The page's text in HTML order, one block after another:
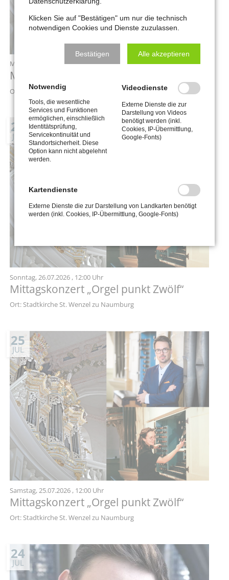
Mittwoch, 29.07.2026, 12:00 Uhr
Mittagskonzert „Orgel punkt Zwölf“
Ort: Stadtkirche St. Wenzel zu Naumburg
26
JUL
Sonntag,26.07.2026 , 12:00 Uhr
Mittagskonzert „Orgel punkt Zwölf“
Ort: Stadtkirche St. Wenzel zu Naumburg
25
JUL
Samstag,25.07.2026 , 12:00 Uhr
Mittagskonzert „Orgel punkt Zwölf“
Ort: Stadtkirche St. Wenzel zu Naumburg
24
JUL
Klicken Sie auf "Bestätigen" um nur die technisch
notwendigen Cookies und Dienste zuzulassen.
Bestätigen Alle akzeptieren
Notwendig
Tools, die wesentliche
Services und Funktionen
ermöglichen, einschließlich
Identitätsprüfung,
Servicekontinuität und
Standortsicherheit. Diese
Option kann nicht abgelehnt
werden.
Videodienste
Externe Dienste die zur
Darstellung von Videos
benötigt werden (inkl.
Cookies, IP-Übermittlung,
Google-Fonts)
Kartendienste
Externe Dienste die zur Darstellung von Landkarten benötigt
werden (inkl. Cookies, IP-Übermittlung, Google-Fonts)